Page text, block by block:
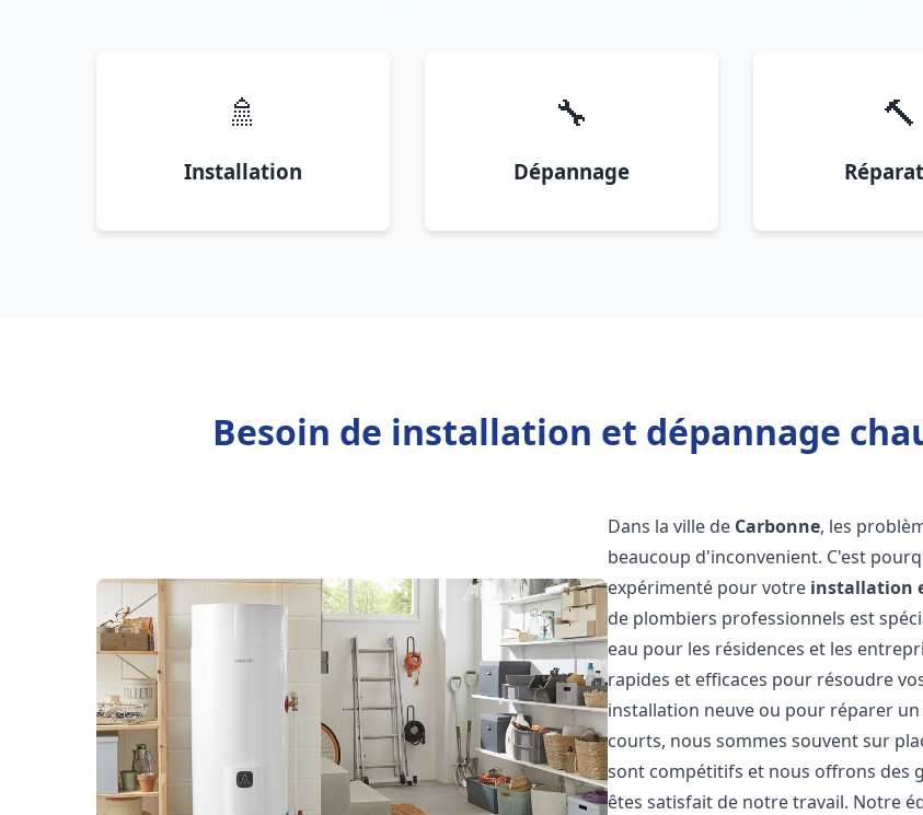
🚿
Installation
🔧
Dépannage
🔨
Besoin de installation et dépannage
Dans la ville de Carbonne, les
beaucoup d'inconvenient. C'est
expérimenté pour votre installation
de plombiers professionnels est
eau pour les résidences et les
rapides et efficaces pour résoudre
installation neuve ou pour réparer
courts, nous sommes souvent sur
sont compétitifs et nous offrons des
êtes satisfait de notre travail. Notre